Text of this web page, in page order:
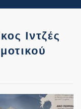
Ιντζές